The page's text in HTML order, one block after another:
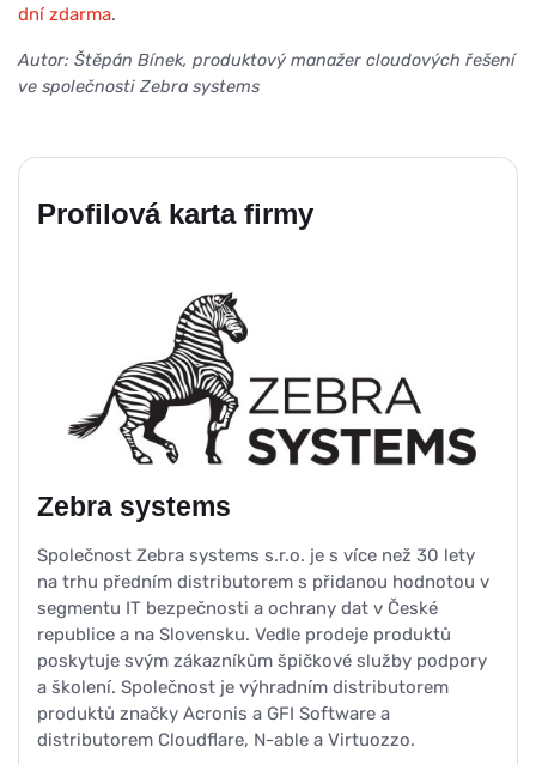
dní zdarma.
Autor: Štěpán Bínek, produktový manažer cloudových řešení
ve společnosti Zebra systems
Profilová karta firmy
Zebra systems
Společnost Zebra systems s.r.o. je s více než 30 lety
na trhu předním distributorem s přidanou hodnotou v
segmentu IT bezpečnosti a ochrany dat v České
republice a na Slovensku. Vedle prodeje produktů
poskytuje svým zákazníkům špičkové služby podpory
a školení. Společnost je výhradním distributorem
produktů značky Acronis a GFI Software a
distributorem Cloudflare, N-able a Virtuozzo.